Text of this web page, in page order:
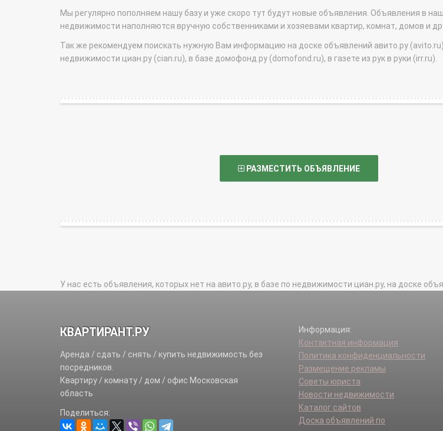
Мы регулярно пополняем нашу базу и уже скоро тут будут новые объявления. Объявления в
недвижимости наполняются вручную собственниками и хозяевами квартир, комнат, домов и
Так же рекомендуем поискать нужную Вам информацию на доске объявлений авито.ру
недвижимости циан.ру (cian.ru), в базе домофонд.ру (domofond.ru), в газете из рук в руки (irr.ru).
РАЗМЕСТИТЬ ОБЪЯВЛЕНИЕ
У нас есть объявления, которых нет на авито.ру, в базе по недвижимости циан.ру, на доске
КВАРТИРАНТ.РУ
Аренда / сдать / снять / купить недвижимость без
посредников.
Квартиру / комнату / дом / офис Московская
область
Поделиться:
Информация:
Контактная информация
Политика конфиденциальности
Размещение рекламы
Советы юриста
Новости недвижимости
Каталог сайтов
Доска объявлений по